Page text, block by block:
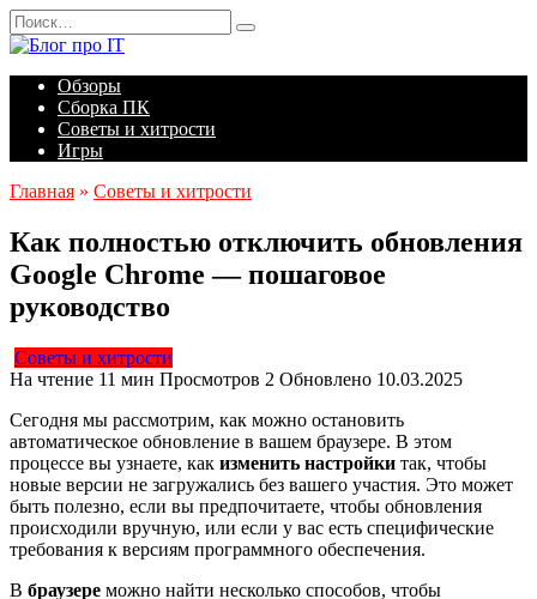
Перейти
к
содержанию
Search
for:
Обзоры
Сборка ПК
Советы и хитрости
Игры
Главная » Советы и хитрости
Как полностью отключить обновления
Google Chrome — пошаговое
руководство
Советы и хитрости
На чтение 11 мин Просмотров 2 Обновлено 10.03.2025
Сегодня мы рассмотрим, как можно остановить
автоматическое обновление в вашем браузере. В этом
процессе вы узнаете, как изменить настройки так, чтобы
новые версии не загружались без вашего участия. Это может
быть полезно, если вы предпочитаете, чтобы обновления
происходили вручную, или если у вас есть специфические
требования к версиям программного обеспечения.
В браузере можно найти несколько способов, чтобы